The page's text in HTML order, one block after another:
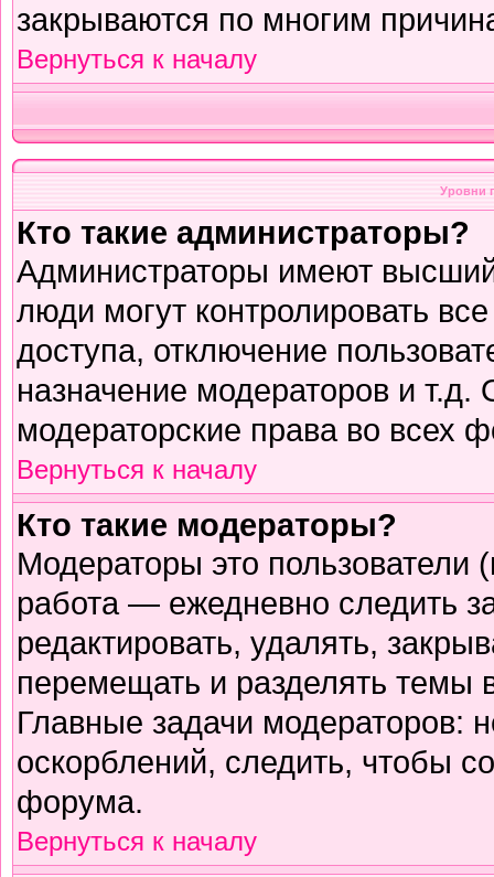
закрываются по многим
Вернуться к началу
Уровни
Кто такие администраторы?
Администраторы имеют
люди могут контролировать
доступа, отключение
назначение модераторов и
модераторские права во всех
Вернуться к началу
Кто такие модераторы?
Модераторы это пользователи
работа — ежедневно следить
редактировать, удалять,
перемещать и разделять темы
Главные задачи модераторов:
оскорблений, следить, чтобы
форума.
Вернуться к началу